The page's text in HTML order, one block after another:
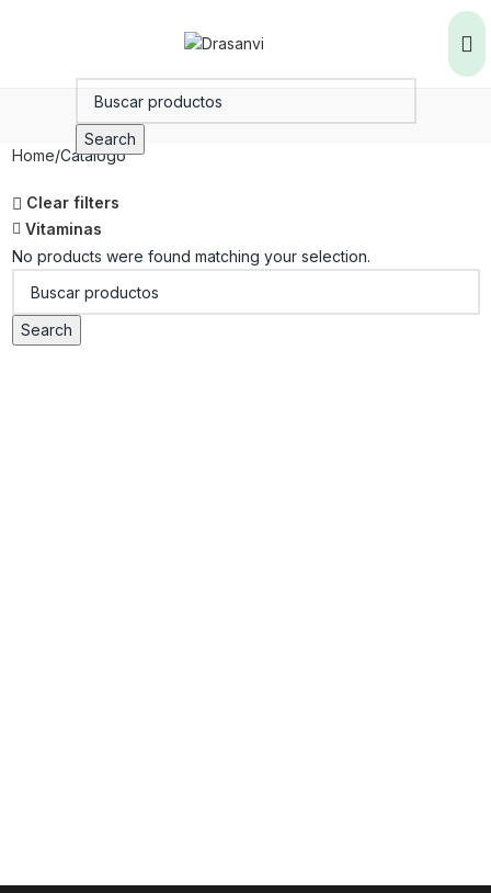
Search
Home Catálogo
Clear filters
Vitaminas
No products were found matching your selection.
Search